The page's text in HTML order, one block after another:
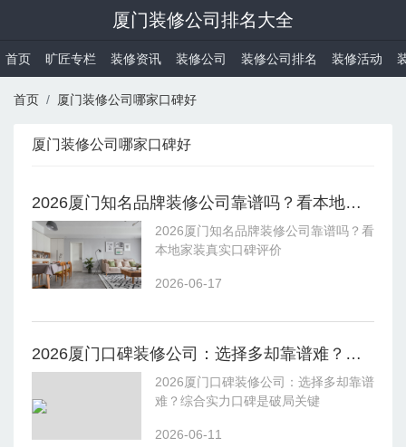
厦门装修公司排名大全
首页 旷匠专栏 装修资讯 装修公司 装修公司排名 装修活动
首页 厦门装修公司哪家口碑好
厦门装修公司哪家口碑好
2026厦门知名品牌装修公司靠谱吗？看本地家装真实口碑评价
2026厦门知名品牌装修公司靠谱吗？看
本地家装真实口碑评价
2026-06-17
2026厦门口碑装修公司：选择多却靠谱难？综合实力口碑是破局关键
2026厦门口碑装修公司：选择多却靠谱
难？综合实力口碑是破局关键
2026-06-11